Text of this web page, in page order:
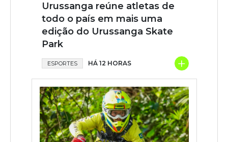
Urussanga reúne atletas de
todo o país em mais uma
edição do Urussanga Skate
Park
ESPORTES HÁ 12 HORAS +